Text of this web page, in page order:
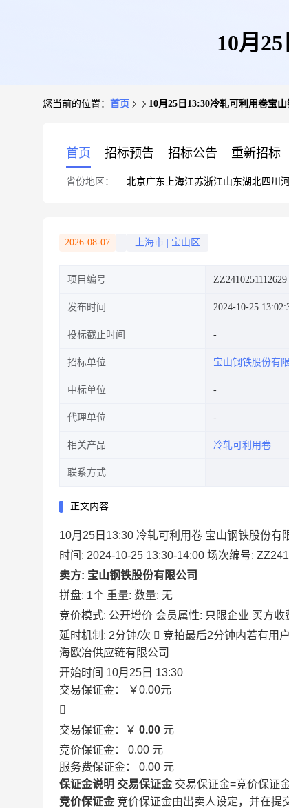
10月
您当前的位置： 首页 10月25日13:30冷轧可利用卷宝
首页 招标预告 招标公告 重新招标
省份地区： 北京广东 上海江苏浙江山东湖北四川
2026-08-07 上海市 宝山区
项目编号 ZZ2410251112629
发布时间 2024-10-25
投标截止时间
招标单位 宝山钢铁股份有
中标单位
代理单位
相关产品 冷轧可利用卷
联系方式
正文内容
10月25日13:30 冷轧可利用卷 宝山钢铁股份有
时间: 2024-10-25 13:30-14:00 场次编号:
卖方: 宝山钢铁股份有限公司
拼盘: 1个 重量: 数量: 无
竞价模式: 公开增价 会员属性: 只限企业 买方收
延时机制: 2分钟/次  竞拍最后2分钟内若有用
海欧冶供应链有限公司
开始时间 10月25日 13:30
交易保证金：
￥0.00元

交易保证金：￥ 0.00 元
竞价保证金： 0.00 元
服务费保证金： 0.00 元
保证金说明 交易保证金 交易保证金=竞价保证
竞价保证金 竞价保证金由出卖人设定，并在提